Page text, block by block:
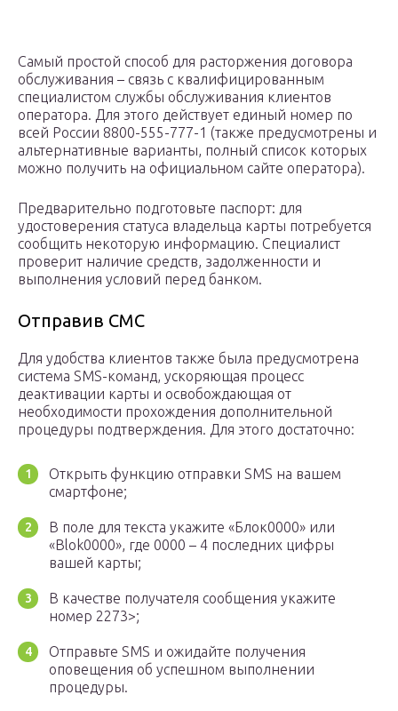
Самый простой способ для расторжения договора
обслуживания – связь с квалифицированным
специалистом службы обслуживания клиентов
оператора. Для этого действует единый номер по
всей России 8800-555-777-1 (также предусмотрены и
альтернативные варианты, полный список которых
можно получить на официальном сайте оператора).
Предварительно подготовьте паспорт: для
удостоверения статуса владельца карты потребуется
сообщить некоторую информацию. Специалист
проверит наличие средств, задолженности и
выполнения условий перед банком.
Отправив СМС
Для удобства клиентов также была предусмотрена
система SMS-команд, ускоряющая процесс
деактивации карты и освобождающая от
необходимости прохождения дополнительной
процедуры подтверждения. Для этого достаточно:
Открыть функцию отправки SMS на вашем
смартфоне;
В поле для текста укажите «Блок0000» или
«Blok0000», где 0000 – 4 последних цифры
вашей карты;
В качестве получателя сообщения укажите
номер 2273>;
Отправьте SMS и ожидайте получения
оповещения об успешном выполнении
процедуры.